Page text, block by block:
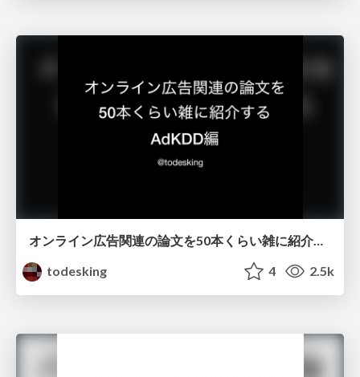
オンライン広告関連の論文を50本くらい雑に紹介する AdKDD編 / adkdd-all
todesking
4 2.5k